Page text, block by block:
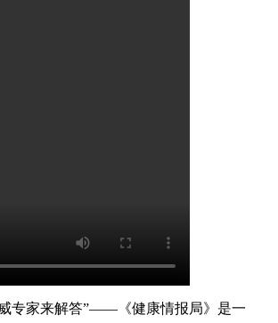
专家来解答”——《健康情报局》是一